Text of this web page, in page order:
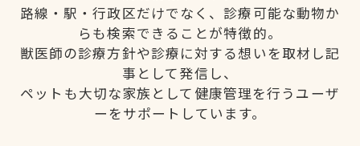
路線・駅・行政区だけでなく、診療可能な動物か
らも検索できることが特徴的。
獣医師の診療方針や診療に対する想いを取材し記
事として発信し、
ペットも大切な家族として健康管理を行うユーザ
ーをサポートしています。